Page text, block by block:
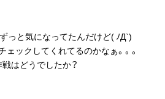
っと気になってたんだけど( ﾉД`)
ェックしてくれてるのかなぁ。。。
はどうでしたか？